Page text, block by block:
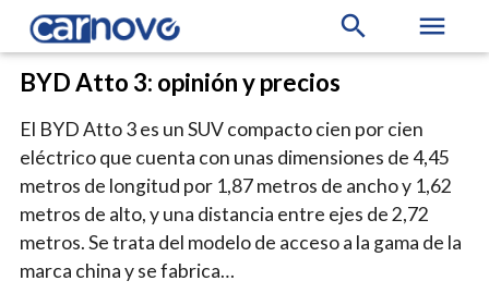
search menu
BYD Atto 3: opinión y precios
El BYD Atto 3 es un SUV compacto cien por cien
eléctrico que cuenta con unas dimensiones de 4,45
metros de longitud por 1,87 metros de ancho y 1,62
metros de alto, y una distancia entre ejes de 2,72
metros. Se trata del modelo de acceso a la gama de la
marca china y se fabrica…